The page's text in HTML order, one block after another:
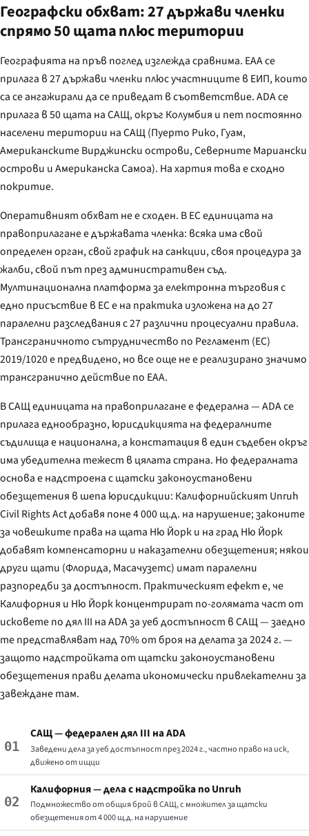
Географски обхват: 27 държави членки
спрямо 50 щата плюс територии
Географията на пръв поглед изглежда сравнима. EAA се
прилага в 27 държави членки плюс участниците в ЕИП, които
са се ангажирали да се приведат в съответствие. ADA се
прилага в 50 щата на САЩ, окръг Колумбия и пет постоянно
населени територии на САЩ (Пуерто Рико, Гуам,
Американските Вирджински острови, Северните Мариански
острови и Американска Самоа). На хартия това е сходно
покритие.
Оперативният обхват не е сходен. В ЕС единицата на
правоприлагане е държавата членка: всяка има свой
определен орган, свой график на санкции, своя процедура за
жалби, свой път през административен съд.
Мултинационална платформа за електронна търговия с
едно присъствие в ЕС е на практика изложена на до 27
паралелни разследвания с 27 различни процесуални правила.
Трансграничното сътрудничество по Регламент (ЕС)
2019/1020 е предвидено, но все още не е реализирано значимо
трансгранично действие по EAA.
В САЩ единицата на правоприлагане е федерална — ADA се
прилага еднообразно, юрисдикцията на федералните
съдилища е национална, а констатация в един съдебен окръг
има убедителна тежест в цялата страна. Но федералната
основа е надстроена с щатски законоустановени
обезщетения в шепа юрисдикции: Калифорнийският Unruh
Civil Rights Actдобавя поне 4 000 щ.д. на нарушение; законите
за човешките права на щата Ню Йорк и на град Ню Йорк
добавят компенсаторни и наказателни обезщетения; някои
други щати (Флорида, Масачузетс) имат паралелни
разпоредби за достъпност. Практическият ефект е, че
Калифорния и Ню Йорк концентрират по-голямата част от
исковете по дял III на ADA за уеб достъпност в САЩ — заедно
те представляват над 70% от броя на делата за 2024 г. —
защото надстройката от щатски законоустановени
обезщетения прави делата икономически привлекателни за
завеждане там.
01
САЩ — федерален дял III на ADA
Заведени дела за уеб достъпност през 2024 г., частно право на иск,
движено от ищци
02
Калифорния — дела с надстройка поUnruh
Подмножество от общия брой в САЩ, с множител за щатски
обезщетения от 4 000 щ.д. на нарушение